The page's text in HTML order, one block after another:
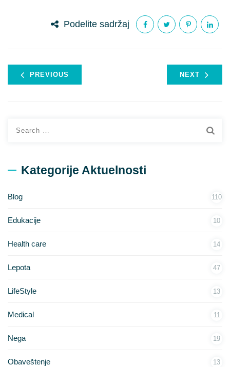
Podelite sadržaj
PREVIOUS NEXT
Kategorije Aktuelnosti
Blog 110
Edukacije 10
Health care 14
Lepota 47
LifeStyle 13
Medical 11
Nega 19
Obaveštenje 13